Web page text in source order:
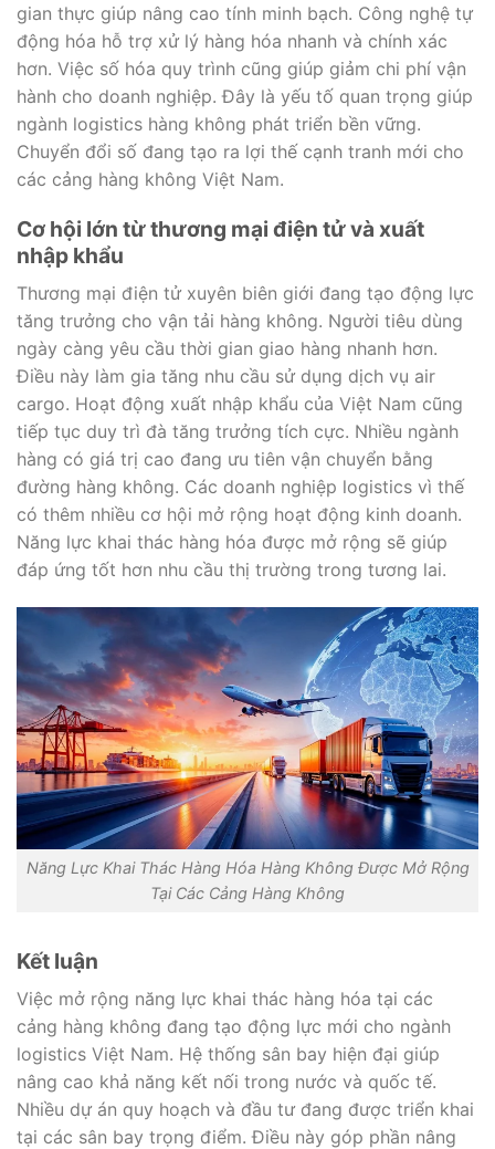
gian thực giúp nâng cao tính minh bạch. Công nghệ tự
động hóa hỗ trợ xử lý hàng hóa nhanh và chính xác
hơn. Việc số hóa quy trình cũng giúp giảm chi phí vận
hành cho doanh nghiệp. Đây là yếu tố quan trọng giúp
ngành logistics hàng không phát triển bền vững.
Chuyển đổi số đang tạo ra lợi thế cạnh tranh mới cho
các cảng hàng không Việt Nam.
Cơ hội lớn từ thương mại điện tử và xuất
nhập khẩu
Thương mại điện tử xuyên biên giới đang tạo động lực
tăng trưởng cho vận tải hàng không. Người tiêu dùng
ngày càng yêu cầu thời gian giao hàng nhanh hơn.
Điều này làm gia tăng nhu cầu sử dụng dịch vụ air
cargo. Hoạt động xuất nhập khẩu của Việt Nam cũng
tiếp tục duy trì đà tăng trưởng tích cực. Nhiều ngành
hàng có giá trị cao đang ưu tiên vận chuyển bằng
đường hàng không. Các doanh nghiệp logistics vì thế
có thêm nhiều cơ hội mở rộng hoạt động kinh doanh.
Năng lực khai thác hàng hóa được mở rộng sẽ giúp
đáp ứng tốt hơn nhu cầu thị trường trong tương lai.
Năng Lực Khai Thác Hàng Hóa Hàng Không Được Mở Rộng
Tại Các Cảng Hàng Không
Kết luận
Việc mở rộng năng lực khai thác hàng hóa tại các
cảng hàng không đang tạo động lực mới cho ngành
logistics Việt Nam. Hệ thống sân bay hiện đại giúp
nâng cao khả năng kết nối trong nước và quốc tế.
Nhiều dự án quy hoạch và đầu tư đang được triển khai
tại các sân bay trọng điểm. Điều này góp phần nâng